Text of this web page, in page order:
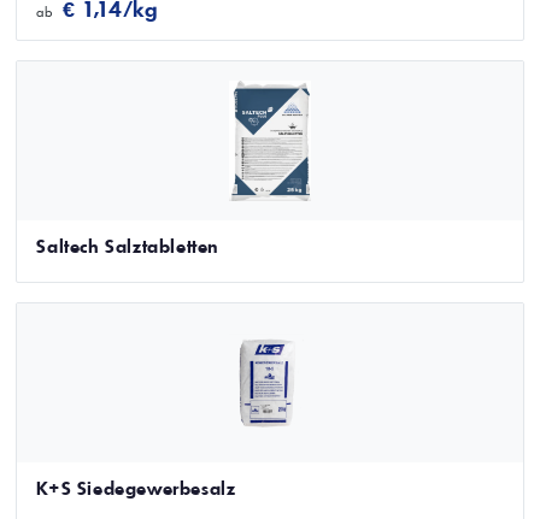
ab € 1,14/kg
Saltech Salztabletten
K+S Siedegewerbesalz